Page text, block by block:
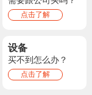
点击了解
设备
买不到怎么办？
点击了解